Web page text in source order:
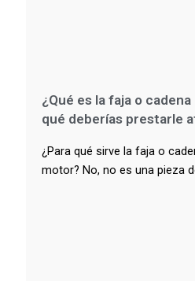
¿Qué es la faja o
qué deberías prestarle
¿Para qué sirve la faja o
motor? No, no es una pieza